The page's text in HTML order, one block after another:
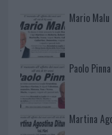
Mario Malu
Paolo Pinna
Martina